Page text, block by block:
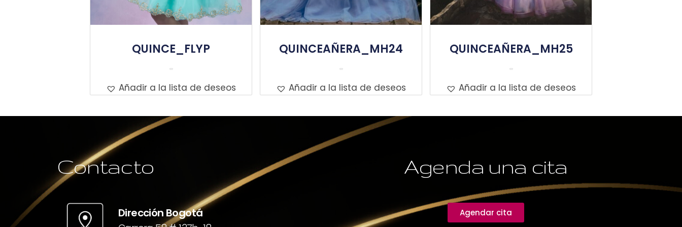
QUINCE_FLYP
Añadir a la lista de deseos
QUINCEAÑERA_MH24
Añadir a la lista de deseos
QUINCEAÑERA_MH25
Añadir a la lista de deseos
Contacto
Dirección Bogotá
Agenda una cita
Agendar cita